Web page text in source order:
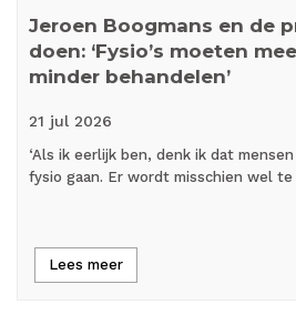
Jeroen Boogmans en de
doen: ‘Fysio’s moeten
minder behandelen’
21 jul 2026
‘Als ik eerlijk ben, denk ik dat
fysio gaan. Er wordt misschien wel
Lees meer